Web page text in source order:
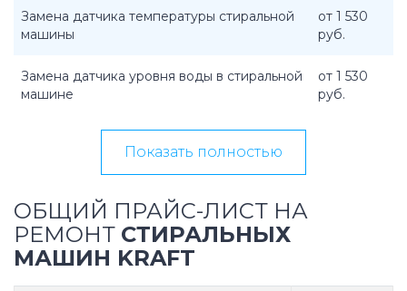
Замена датчика температуры стиральной
машины
от 1 530
руб.
Замена датчика уровня воды в стиральной
машине
от 1 530
руб.
Показать полностью
ОБЩИЙ ПРАЙС-ЛИСТ НА
РЕМОНТ СТИРАЛЬНЫХ
МАШИН KRAFT